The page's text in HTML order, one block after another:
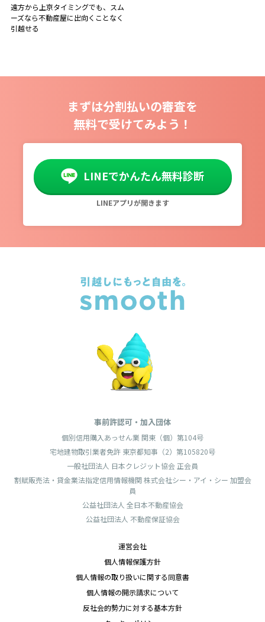
遠方から上京タイミングでも、スム
ーズなら不動産屋に出向くことなく
引越せる
まずは分割払いの審査を
無料で受けてみよう！
LINEでかんたん無料診断
LINEアプリが開きます
事前許認可・加入団体
個別信用購入あっせん業 関東（個）第104号
宅地建物取引業者免許 東京都知事（2）第105820号
一般社団法人 日本クレジット協会 正会員
割賦販売法・貸金業法指定信用情報機関 株式会社シー・アイ・シー 加盟会
員
公益社団法人 全日本不動産協会
公益社団法人 不動産保証協会
運営会社
個人情報保護方針
個人情報の取り扱いに関する同意書
個人情報の開示請求について
反社会的勢力に対する基本方針